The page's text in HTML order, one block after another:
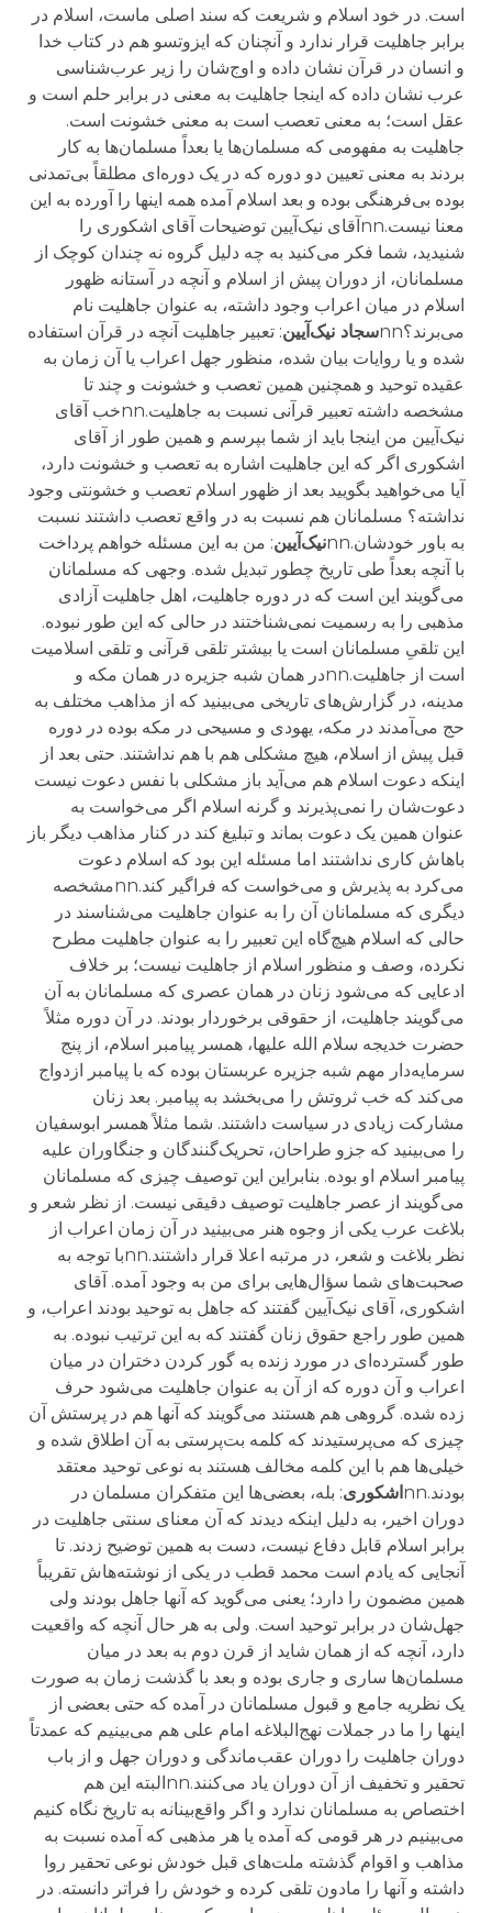
است. در خود اسلام و شریعت که سند اصلی ماست، اسلام در
برابر جاهلیت قرار ندارد و آنچنان که ایزوتسو هم در کتاب خدا
و انسان در قرآن نشان داده و اوج‌شان را زیر عرب‌شناسی
عرب نشان داده که اینجا جاهلیت به معنی در برابر حلم است و
عقل است؛ به معنی تعصب است به معنی خشونت است.
جاهلیت به مفهومی که مسلمان‌ها یا بعداً مسلمان‌ها به کار
بردند به معنی تعیین دو دوره که در یک دوره‌ای مطلقاً بی‌تمدنی
بوده بی‌فرهنگی بوده و بعد اسلام آمده همه اینها را آورده به این
معنا نیست.nnآقای نیک‌آیین توضیحات آقای اشکوری را
شنیدید، شما فکر می‌کنید به چه دلیل گروه نه چندان کوچک از
مسلمانان، از دوران پیش از اسلام و آنچه در آستانه ظهور
اسلام در میان اعراب وجود داشته، به عنوان جاهلیت نام
می‌برند؟nn
سجاد نیک‌آیین: تعبیر جاهلیت آنچه در قرآن استفاده
شده و یا روایات بیان شده، منظور جهل اعراب یا آن زمان به
عقیده توحید و همچنین همین تعصب و خشونت و چند تا
مشخصه داشته تعبیر قرآنی نسبت به جاهلیت.nnخب آقای
نیک‌آیین من اینجا باید از شما بپرسم و همین طور از آقای
اشکوری اگر که این جاهلیت اشاره به تعصب و خشونت دارد،
آیا می‌خواهید بگویید بعد از ظهور اسلام تعصب و خشونتی وجود
نداشته؟ مسلمانان هم نسبت به در واقع تعصب داشتند نسبت
به باور خودشان.nn
نیک‌آیین: من به این مسئله خواهم پرداخت
با آنچه بعداً طی تاریخ چطور تبدیل شده. وجهی که مسلمانان
می‌گویند این است که در دوره جاهلیت، اهل جاهلیت آزادی
مذهبی را به رسمیت نمی‌شناختند در حالی که این طور نبوده.
این تلقیِ مسلمانان است یا بیشتر تلقی قرآنی و تلقی اسلامیت
است از جاهلیت.nnدر همان شبه جزیره در همان مکه و
مدینه، در گزارش‌های تاریخی می‌بینید که از مذاهب مختلف به
حج می‌آمدند در مکه، یهودی و مسیحی در مکه بوده در دوره
قبل پیش از اسلام، هیچ مشکلی هم با هم نداشتند. حتی بعد از
اینکه دعوت اسلام هم می‌آید باز مشکلی با نفس دعوت نیست
دعوت‌شان را نمی‌پذیرند و گرنه اسلام اگر می‌خواست به
عنوان همین یک دعوت بماند و تبلیغ کند در کنار مذاهب دیگر باز
باهاش کاری نداشتند اما مسئله این بود که اسلام دعوت
می‌کرد به پذیرش و می‌خواست که فراگیر کند.nnمشخصه
دیگری که مسلمانان آن را به عنوان جاهلیت می‌شناسند در
حالی که اسلام هیچ‌گاه این تعبیر را به عنوان جاهلیت مطرح
نکرده، وصف و منظور اسلام از جاهلیت نیست؛ بر خلاف
ادعایی که می‌شود زنان در همان عصری که مسلمانان به آن
می‌گویند جاهلیت، از حقوقی برخوردار بودند. در آن دوره مثلاً
حضرت خدیجه سلام الله علیها، همسر پیامبر اسلام، از پنج
سرمایه‌دار مهم شبه جزیره عربستان بوده که با پیامبر ازدواج
می‌کند که خب ثروتش را می‌بخشد به پیامبر. بعد زنان
مشارکت زیادی در سیاست داشتند. شما مثلاً همسر ابوسفیان
را می‌بینید که جزو طراحان، تحریک‌گنندگان و جنگاوران علیه
پیامبر اسلام او بوده. بنابراین این توصیف چیزی که مسلمانان
می‌گویند از عصر جاهلیت توصیف دقیقی نیست. از نظر شعر و
بلاغت عرب یکی از وجوه هنر می‌بینید در آن زمان اعراب از
نظر بلاغت و شعر، در مرتبه اعلا قرار داشتند.nnبا توجه به
صحبت‌های شما سؤال‌هایی برای من به وجود آمده. آقای
اشکوری، آقای نیک‌آیین گفتند که جاهل به توحید بودند اعراب، و
همین طور راجع حقوق زنان گفتند که به این ترتیب نبوده. به
طور گسترده‌ای در مورد زنده به گور کردن دختران در میان
اعراب و آن دوره که از آن به عنوان جاهلیت می‌شود حرف
زده شده. گروهی هم هستند می‌گویند که آنها هم در پرستش آن
چیزی که می‌پرستیدند که کلمه بت‌پرستی به آن اطلاق شده و
خیلی‌ها هم با این کلمه مخالف هستند به نوعی توحید معتقد
بودند.nn
اشکوری: بله، بعضی‌ها این متفکران مسلمان در
دوران اخیر، به دلیل اینکه دیدند که آن معنای سنتی جاهلیت در
برابر اسلام قابل دفاع نیست، دست به همین توضیح زدند. تا
آنجایی که یادم است محمد قطب در یکی از نوشته‌هاش تقریباً
همین مضمون را دارد؛ یعنی می‌گوید که آنها جاهل بودند ولی
جهل‌شان در برابر توحید است. ولی به هر حال آنچه که واقعیت
دارد، آنچه که از همان شاید از قرن دوم به بعد در میان
مسلمان‌ها ساری و جاری بوده و بعد با گذشت زمان به صورت
یک نظریه جامع و قبول مسلمانان در آمده که حتی بعضی از
اینها را ما در جملات نهج‌البلاغه امام علی هم می‌بینیم که عمدتاً
دوران جاهلیت را دوران عقب‌ماندگی و دوران جهل و از باب
تحقیر و تخفیف از آن دوران یاد می‌کنند.nnالبته این هم
اختصاص به مسلمانان ندارد و اگر واقع‌بینانه به تاریخ نگاه کنیم
می‌بینیم در هر قومی که آمده یا هر مذهبی که آمده نسبت به
مذاهب و اقوام گذشته ملت‌های قبل خودش نوعی تحقیر روا
داشته و آنها را مادون تلقی کرده و خودش را فراتر دانسته. در